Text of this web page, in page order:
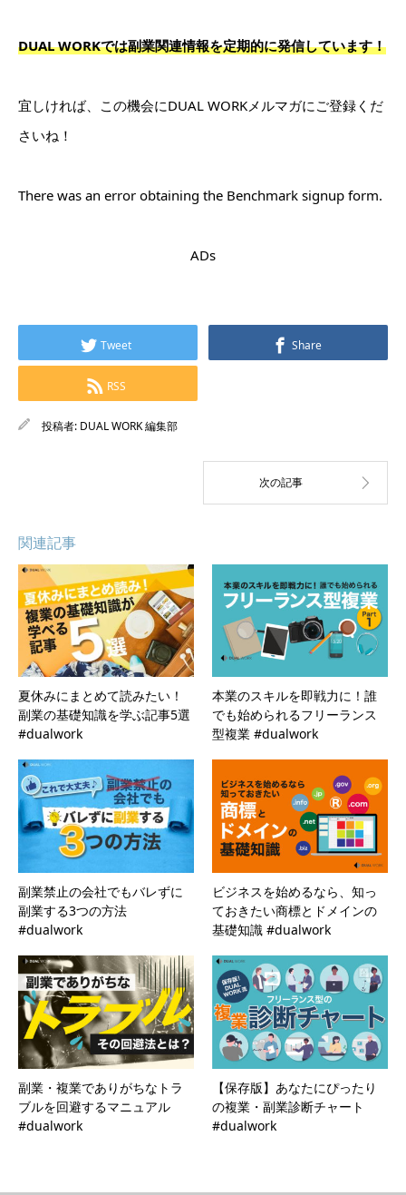
DUAL WORKでは副業関連情報を定期的に発信しています！
宜しければ、この機会にDUAL WORKメルマガにご登録くだ
さいね！
There was an error obtaining the Benchmark signup form.
ADs
Tweet Share
RSS
投稿者: DUAL WORK 編集部
関連記事
夏休みにまとめて読みたい！
副業の基礎知識を学ぶ記事5選
#dualwork
本業のスキルを即戦力に！誰
でも始められるフリーランス
型複業 #dualwork
副業禁止の会社でもバレずに
副業する3つの方法
#dualwork
ビジネスを始めるなら、知っ
ておきたい商標とドメインの
基礎知識 #dualwork
副業・複業でありがちなトラ
ブルを回避するマニュアル
#dualwork
【保存版】あなたにぴったり
の複業・副業診断チャート
#dualwork